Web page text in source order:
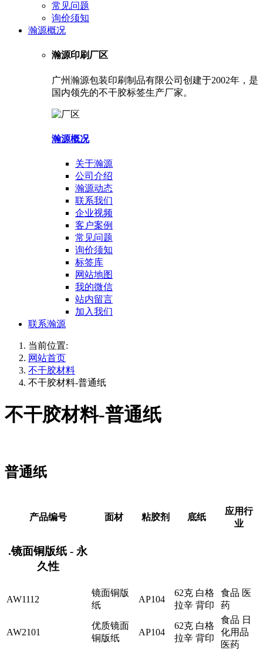
常见问题
询价须知
瀚源概况
瀚源印刷厂区
广州瀚源包装印刷制品有限公司创建于2002年，是
国内领先的不干胶标签生产厂家。
瀚源概况
关于瀚源
公司介绍
瀚源动态
联系我们
企业视频
客户案例
常见问题
询价须知
标签库
网站地图
我的微信
站内留言
加入我们
联系瀚源
当前位置:
网站首页
不干胶材料
不干胶材料-普通纸
不干胶材料-普通纸
普通纸
产品编号 面材 粘胶剂 底纸
应用行
业
.镜面铜版纸 - 永
久性
AW1112
镜面铜版
纸
AP104
62克 白格
拉辛 背印
食品 医
药
AW2101
优质镜面
铜版纸
AP104
62克 白格
拉辛 背印
食品 日
化用品
医药